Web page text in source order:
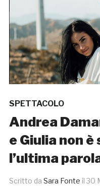
SPETTACOLO
Andrea
e Giulia non
l’ultima
Scritto da Sara Fonte il 30